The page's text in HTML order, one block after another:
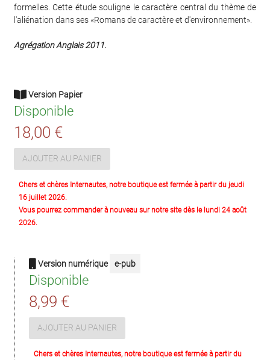
formelles. Cette étude souligne le caractère central du thème de
l'aliénation dans ses «Romans de caractère et d'environnement».
Agrégation Anglais 2011.
Version Papier
Disponible
18,00 €
AJOUTER AU PANIER
Chers et chères Internautes, notre boutique est fermée à partir du jeudi
16 juillet 2026.
Vous pourrez commander à nouveau sur notre site dès le lundi 24 août
2026.
Version numérique e-pub
Disponible
8,99 €
AJOUTER AU PANIER
Chers et chères Internautes, notre boutique est fermée à partir du